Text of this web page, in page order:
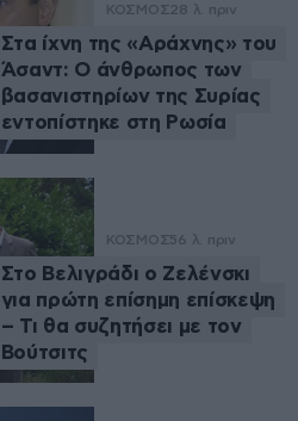
ΚΟΣΜΟΣ28 λ. πριν
Στα ίχνη της «Αράχνης» του
Άσαντ: Ο άνθρωπος των
βασανιστηρίων της Συρίας
εντοπίστηκε στη Ρωσία
ΚΟΣΜΟΣ56 λ. πριν
Στο Βελιγράδι ο Ζελένσκι
για πρώτη επίσημη επίσκεψη
– Τι θα συζητήσει με τον
Βούτσιτς